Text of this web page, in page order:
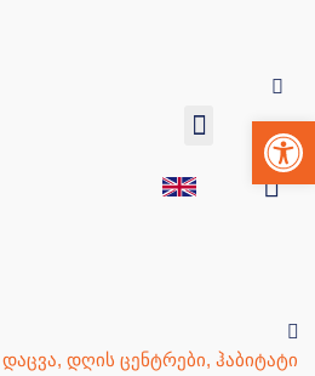
, დღის ცენტრები, ჰაბიტატი